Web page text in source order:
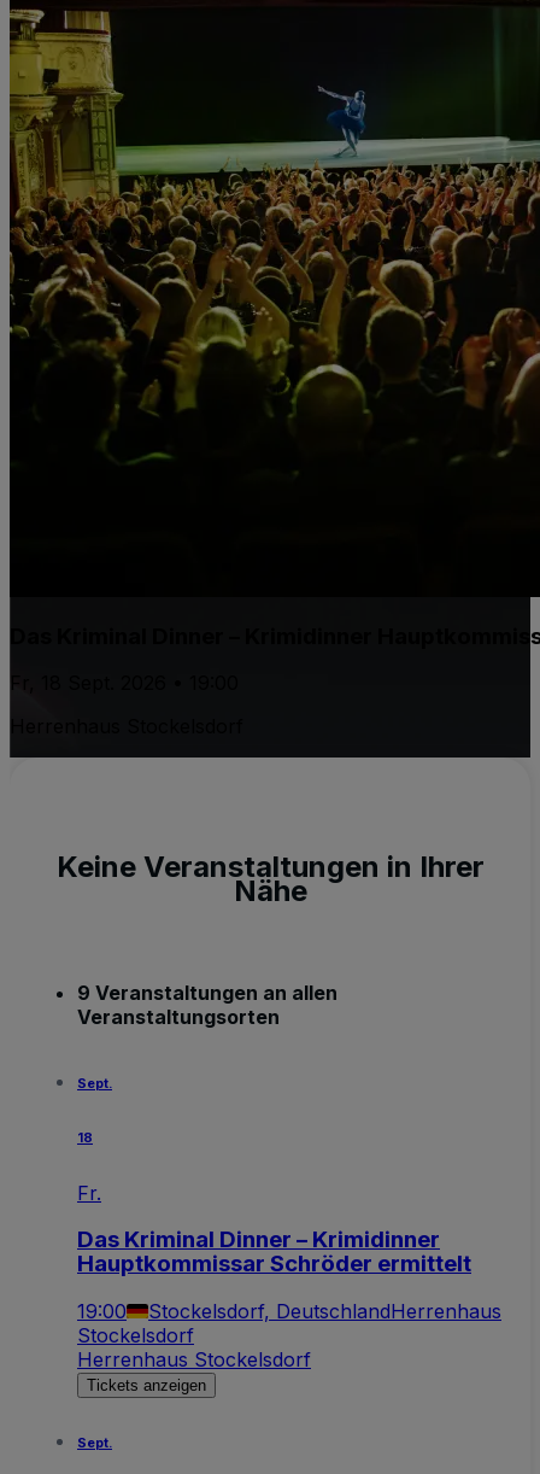
Das Kriminal Dinner – Krimidinner
Fr, 18 Sept. 2026 • 19:00
Keine Veranstaltungen in Ihrer
Nähe
9 Veranstaltungen an allen
Veranstaltungsorten
Sept.
18
Fr.
Das Kriminal Dinner – Krimidinner
Hauptkommissar Schröder ermittelt
19:00 Stockelsdorf, DeutschlandHerrenhaus
Stockelsdorf
Herrenhaus Stockelsdorf
Tickets anzeigen
Sept.